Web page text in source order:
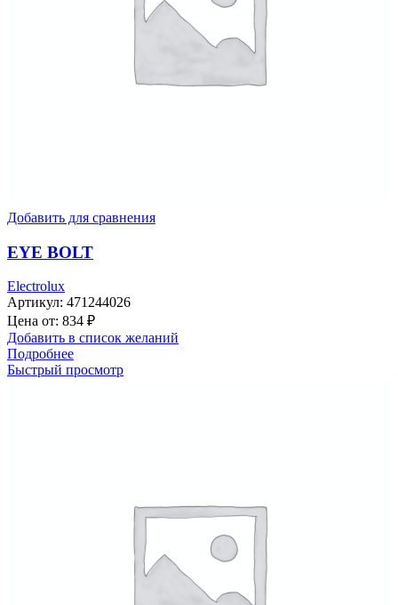
Добавить для сравнения
EYE BOLT
Electrolux
Артикул: 471244026
Цена от: 834 ₽
Добавить в список желаний
Подробнее
Быстрый просмотр